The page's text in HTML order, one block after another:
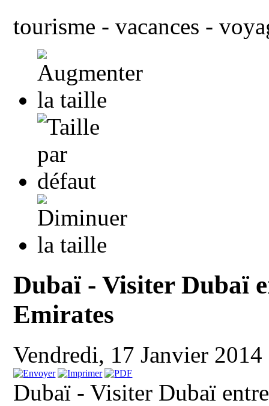
tourisme - vacances -
Dubaï - Visiter Dubaï
Emirates
Vendredi, 17 Janvier
Dubaï - Visiter Dubaï